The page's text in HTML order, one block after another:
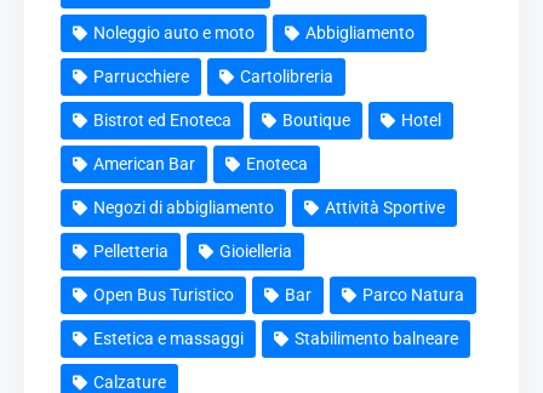
Noleggio auto e moto Abbigliamento
Parrucchiere Cartolibreria
Bistrot ed Enoteca Boutique Hotel
American Bar Enoteca
Negozi di abbigliamento Attività Sportive
Pelletteria Gioielleria
Open Bus Turistico Bar Parco Natura
Estetica e massaggi Stabilimento balneare
Calzature